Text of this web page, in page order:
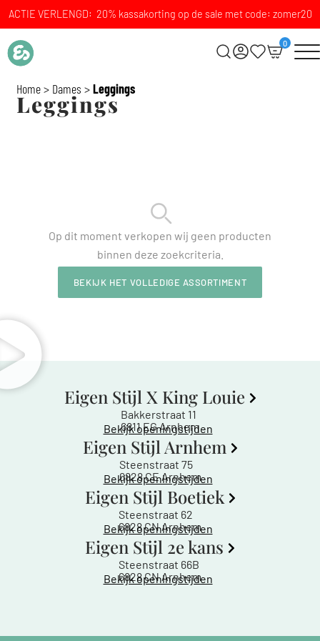
ACTIE VERLENGD: 20% kassakorting op de sale met code: zomer20
0
Home> Dames >Leggings
Leggings
Op dit moment verkopen wij geen producten
binnen deze zoekcriteria.
BEKIJK HET VOLLEDIGE ASSORTIMENT
Eigen Stijl X King Louie
Bakkerstraat 11
6811 EG Arnhem
Bekijk openingstijden
Eigen Stijl Arnhem
Steenstraat 75
6828 CE Arnhem
Bekijk openingstijden
Eigen Stijl Boetiek
Steenstraat 62
6828 CN Arnhem
Bekijk openingstijden
Eigen Stijl 2e kans
Steenstraat 66B
6828 CN Arnhem
Bekijk openingstijden